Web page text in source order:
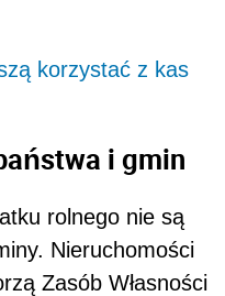
korzystać z kas
i gmin
rolnego nie są
Nieruchomości
Zasób Własności